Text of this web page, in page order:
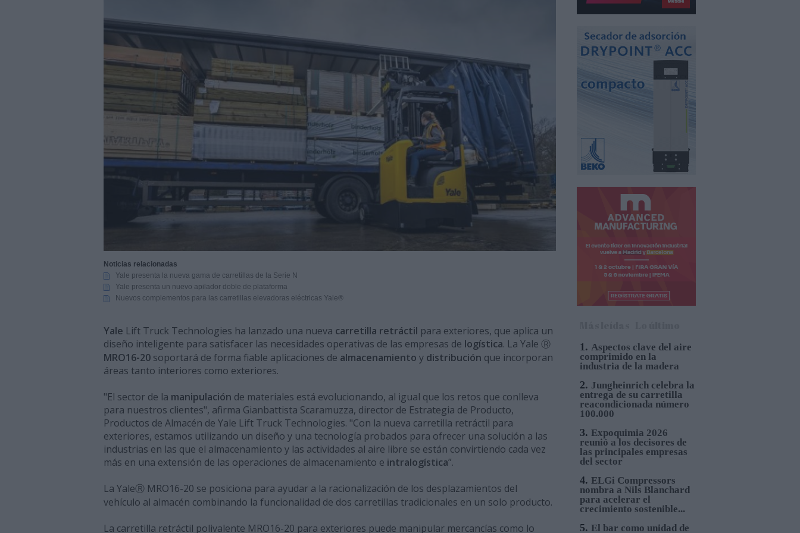
29/07/2026 | Subcontratación 2027 impulsará nuevas oportunidades de negocio con grandes
fabricantes
28/07/2026 | Innovación y nuevas oportunidades de negocio en la 10ª edición de AdditƐD
27/07/2026 | Aqualia se adjudica la construcción de la depuradora de Cajamarca en Perú
| El bar como unidad de presión
El MMH 2026 reunirá a expositores de una veintena de países de los cinco continentes
24/07/2026 | Cómo digitalizar el mantenimiento para reducir averías y costes
Yaskawa presenta el nuevo robot de 6 ejes Motoman GP215L
ELGi Compressors nombra a Nils Blanchard para acelerar el crecimiento sostenible en
Europa
07/08/2026 Emerson lanza nuevo sensor digital de pH/ORP de alta presión y alta temperatura
Noticias relacionadas
Yale presenta la nueva gama de carretillas de la Serie N
Yale presenta un nuevo apilador doble de plataforma
Nuevos complementos para las carretillas elevadoras eléctricas Yale®
Yale Lift Truck Technologies ha lanzado una nueva carretilla retráctil para exteriores, que aplica un
diseño inteligente para satisfacer las necesidades operativas de las empresas de logística. La Yale Ⓡ
MRO16-20 soportará de forma fiable aplicaciones de almacenamiento y distribución que incorporan
áreas tanto interiores como exteriores.
"El sector de la manipulación de materiales está evolucionando, al igual que los retos que conlleva
para nuestros clientes", afirma Gianbattista Scaramuzza, director de Estrategia de Producto,
Productos de Almacén de Yale Lift Truck Technologies. "Con la nueva carretilla retráctil para
exteriores, estamos utilizando un diseño y una tecnología probados para ofrecer una solución a las
industrias en las que el almacenamiento y las actividades al aire libre se están convirtiendo cada vez
más en una extensión de las operaciones de almacenamiento e intralogística”.
La YaleⓇ MRO16-20 se posiciona para ayudar a la racionalización de los desplazamientos del
vehículo al almacén combinando la funcionalidad de dos carretillas tradicionales en un solo producto.
La carretilla retráctil polivalente MRO16-20 para exteriores puede manipular mercancías como lo
1. Aspectos clave del aire
comprimido en la
industria de la madera
2. Jungheinrich celebra la
entrega de su carretilla
reacondicionada número
100.000
3. Expoquimia 2026
reunió a los decisores de
las principales empresas
del sector
4. ELGi Compressors
nombra a Nils Blanchard
para acelerar el
crecimiento sostenible...
5. El bar como unidad de